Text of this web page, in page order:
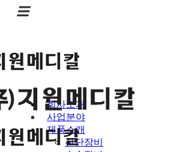
회사소개
사업분야
제품소개
진단장비